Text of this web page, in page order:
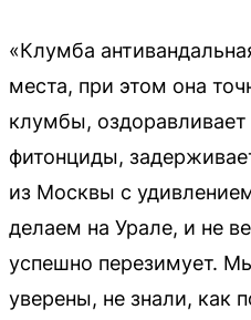
«Клумба
места, при этом она
клумбы, оздоравливает
фитонциды,
из Москвы с
делаем на Урале, и не
успешно перезимует.
уверены, не знали, как